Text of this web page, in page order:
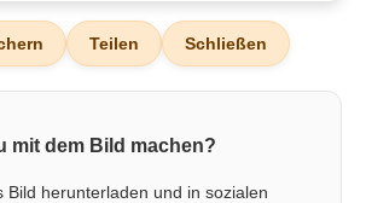
Teilen Schließen
mit dem Bild machen?
Bild herunterladen und in sozialen